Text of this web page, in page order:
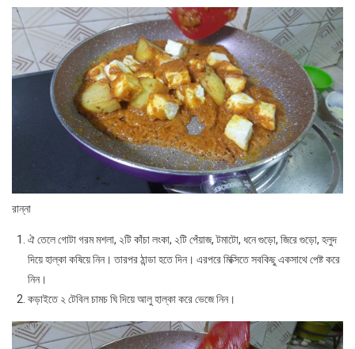
রান্না
ঐ তেলে গোটা গরম মশলা, ২টি কাঁচা লংকা, ২টি পেঁয়াজ, টমাটো, ধনে গুড়ো, জিরে গুড়ো, হলুদ
দিয়ে হাল্কা কষিয়ে নিন। তারপর ঠান্ডা হতে দিন। এরপরে মিক্সিতে সবকিছু একসাথে পেষ্ট করে
নিন।
কড়াইতে ২ টেবিল চামচ ঘি দিয়ে আলু হাল্কা করে ভেজে নিন।